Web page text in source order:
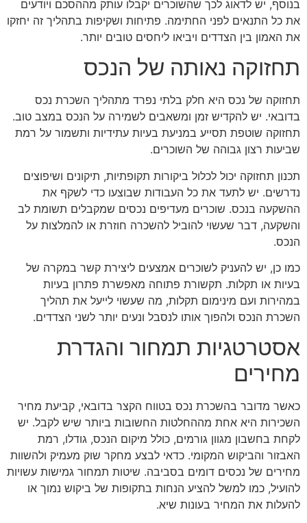
בנוסף, יש לדאוג לכך שהשוכרים יקבלו עותק מההסכם ויודעים
את כל התנאים לפני החתימה. פתיחות ושקיפות בתהליך זה יחזקו
את האמון בין הצדדים ויביאו ליחסים טובים יותר.
תחזוקה נאותה של הנכס
תחזוקה של נכס היא חלק בלתי נפרד מתהליך השכרת נכס
בדובאי. יש להקדיש זמן ומשאבים לשמירה על הנכס במצב טוב.
תחזוקה שוטפת תסייע במניעת בעיות עתידיות ותשמור על רמת
שביעות רצון גבוהה של השוכרים.
תכנון תחזוקה יכול לכלול ביקורות תקופתיות, תיקונים ושיפוצים
נדרשים. יש לתעד את כל העבודות שבוצעו כדי לשקף את
ההשקעה בנכס. שוכרים מעדיפים נכסים שמקבלים תשומת לב
והשקעה, דבר שעשוי להוביל להשכרה חוזרת או להמלצות על
הנכס.
כמו כן, יש להעניק לשוכרים אמצעים ליצירת קשר במקרה של
בעיות או תקלות. תקשורת פתוחה מאפשרת פתרון בעיות
במהירות ועם מינימום תקלות, מה שעשוי לייעל את תהליך
השכרת הנכס ולהפוך אותו לנסבל ונעים יותר לשני הצדדים.
אסטרטגיות תמחור והגדרת
מחירים
כאשר מדובר בהשכרת נכס בטווח הקצר בדובאי, קביעת מחיר
השכירות היא אחת מההחלטות החשובות ביותר שיש לקבל. יש
לקחת בחשבון מגוון גורמים, כולל מיקום הנכס, גודלו, רמת
האבזור והביקוש המקומי. כדאי לבצע מחקר שוק מעמיק ולהשוות
מחירים של נכסים דומים בסביבה. שיטות תמחור גמישות עשויות
להועיל, כמו למשל להציע הנחות בתקופות של ביקוש נמוך או
להעלות את המחיר בעונות שיא.